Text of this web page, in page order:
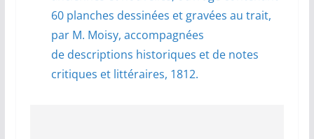
60 planches dessinées et gravées au trait,
par M. Moisy, accompagnées
de descriptions historiques et de notes
critiques et littéraires, 1812.